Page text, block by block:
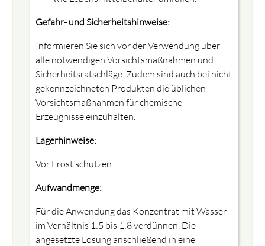
Gefahr- und Sicherheitshinweise:
Informieren Sie sich vor der Verwendung über
alle notwendigen Vorsichtsmaßnahmen und
Sicherheitsratschläge. Zudem sind auch bei nicht
gekennzeichneten Produkten die üblichen
Vorsichtsmaßnahmen für chemische
Erzeugnisse einzuhalten.
Lagerhinweise:
Vor Frost schützen.
Aufwandmenge:
Für die Anwendung das Konzentrat mit Wasser
im Verhältnis 1:5 bis 1:8 verdünnen. Die
angesetzte Lösung anschließend in eine